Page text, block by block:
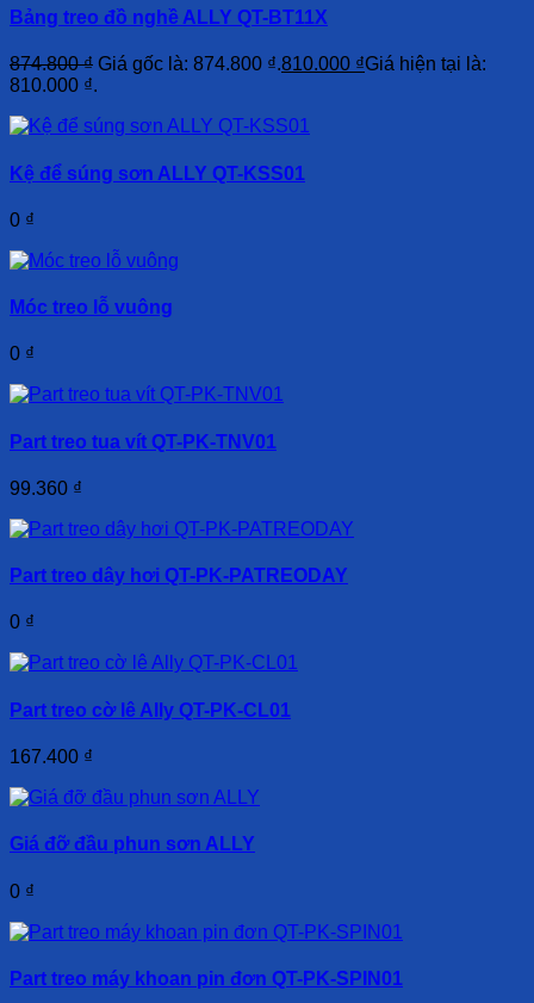
Bảng treo đồ nghề ALLY QT-BT11X
874.800₫ Giá gốc là: 874.800 ₫.810.000 ₫Giá hiện tại là:
810.000 ₫.
Kệ để súng sơn ALLY QT-KSS01
0 ₫
Móc treo lỗ vuông
0 ₫
Part treo tua vít QT-PK-TNV01
99.360 ₫
Part treo dây hơi QT-PK-PATREODAY
0 ₫
Part treo cờ lê Ally QT-PK-CL01
167.400 ₫
Giá đỡ đầu phun sơn ALLY
0 ₫
Part treo máy khoan pin đơn QT-PK-SPIN01